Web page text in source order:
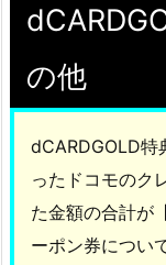
の他
dCARDGOLD特
ったドコモのク
た金額の合計が
ーポン券につい